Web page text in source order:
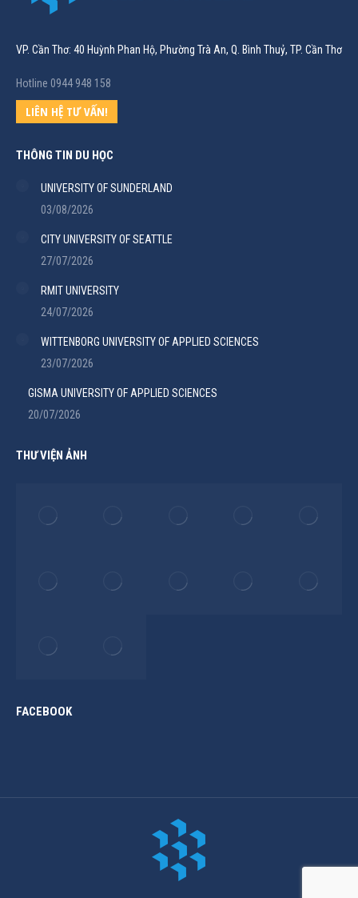
VP. Cần Thơ: 40 Huỳnh Phan Hộ, Phường Trà An, Q. Bình Thuỷ, TP. Cần Thơ
Hotline 0944 948 158
LIÊN HỆ TƯ VẤN!
THÔNG TIN DU HỌC
UNIVERSITY OF SUNDERLAND
03/08/2026
CITY UNIVERSITY OF SEATTLE
27/07/2026
RMIT UNIVERSITY
24/07/2026
WITTENBORG UNIVERSITY OF APPLIED SCIENCES
23/07/2026
GISMA UNIVERSITY OF APPLIED SCIENCES
20/07/2026
THƯ VIỆN ẢNH
FACEBOOK